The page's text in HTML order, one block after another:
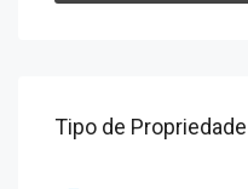
Tipo de Propriedade